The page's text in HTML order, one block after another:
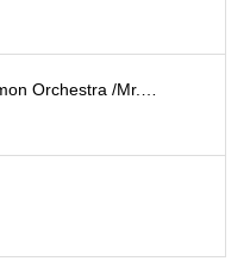
Orchestra /Mr.…